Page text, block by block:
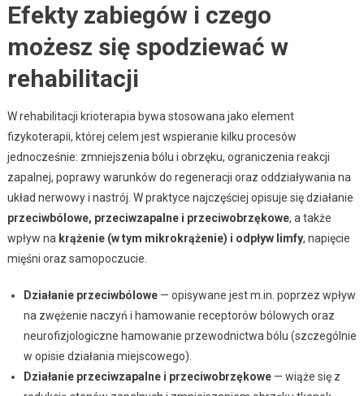
Efekty zabiegów i czego
możesz się spodziewać w
rehabilitacji
W rehabilitacji krioterapia bywa stosowana jako element
fizykoterapii, której celem jest wspieranie kilku procesów
jednocześnie: zmniejszenia bólu i obrzęku, ograniczenia reakcji
zapalnej, poprawy warunków do regeneracji oraz oddziaływania na
układ nerwowy i nastrój. W praktyce najczęściej opisuje się działanie
przeciwbólowe, przeciwzapalne i przeciwobrzękowe, a także
wpływ na krążenie (w tym mikrokrążenie) i odpływ limfy, napięcie
mięśni oraz samopoczucie.
Działanie przeciwbólowe— opisywane jest m.in. poprzez wpływ
na zwężenie naczyń i hamowanie receptorów bólowych oraz
neurofizjologiczne hamowanie przewodnictwa bólu (szczególnie
w opisie działania miejscowego).
Działanie przeciwzapalne i przeciwobrzękowe— wiąże się z